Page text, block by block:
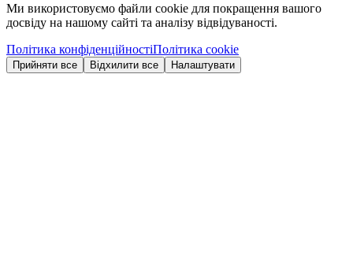
Ми використовуємо файли cookie для покращення вашого
досвіду на нашому сайті та аналізу відвідуваності.
Політика конфіденційностіПолітика cookie
Прийняти все Відхилити все Налаштувати